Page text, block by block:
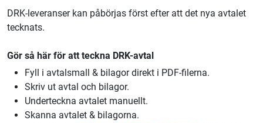
DRK-leveranser kan påbörjas först efter att det nya avtalet
tecknats.
Gör så här för att teckna DRK-avtal
Fyll i avtalsmall & bilagor direkt i PDF-filerna.
Skriv ut avtal och bilagor.
Underteckna avtalet manuellt.
Skanna avtalet & bilagorna.